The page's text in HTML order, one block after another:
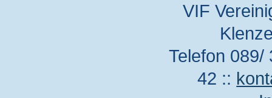
VIF
Telefon
42 ::